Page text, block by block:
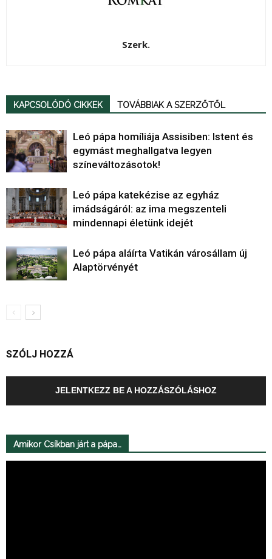
Szerk.
KAPCSOLÓDÓ CIKKEK TOVÁBBIAK A SZERZŐTŐL
Leó pápa homíliája Assisiben: Istent és
egymást meghallgatva legyen
színeváltozásotok!
Leó pápa katekézise az egyház
imádságáról: az ima megszenteli
mindennapi életünk idejét
Leó pápa aláírta Vatikán városállam új
Alaptörvényét
SZÓLJ HOZZÁ
JELENTKEZZ BE A HOZZÁSZÓLÁSHOZ
Amikor Csíkban járt a pápa…